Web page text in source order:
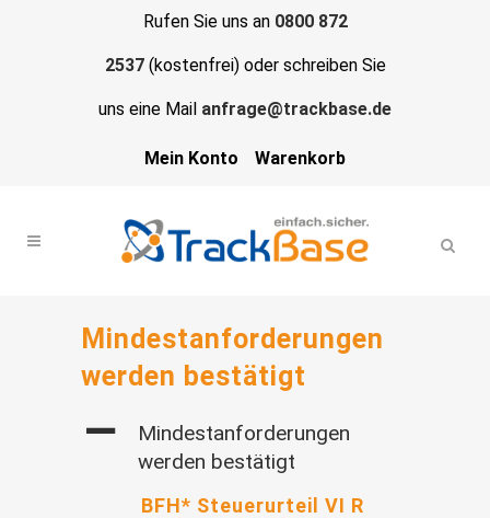
Rufen Sie uns an 0800 872
2537(kostenfrei) oder schreiben Sie
uns eine Mail anfrage@trackbase.de
Mein Konto Warenkorb
Mindestanforderungen
werden bestätigt
A
Mindestanforderungen
werden bestätigt
BFH* Steuerurteil VI R